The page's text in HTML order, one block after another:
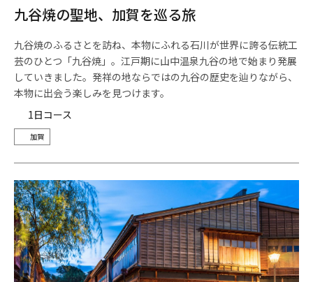
九谷焼の聖地、加賀を巡る旅
九谷焼のふるさとを訪ね、本物にふれる石川が世界に誇る伝統工
芸のひとつ「九谷焼」。江戸期に山中温泉九谷の地で始まり発展
していきました。発祥の地ならではの九谷の歴史を辿りながら、
本物に出会う楽しみを見つけます。
1日コース
加賀